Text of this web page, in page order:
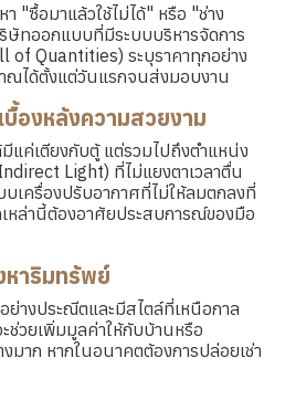
"ซื้อมาแล้วใช้ไม่ได้" หรือ "ช่าง
ษัทออกแบบที่มีระบบบริหารจัดการ
of Quantities) ระบุราคาทุกอย่าง
ณได้ตั้งแต่วันแรกจนส่งมอบงาน
องหลังความสวยงาม
มีแค่เตียงกับตู้ แต่รวมไปถึงตำแหน่ง
Light) ที่ไม่แยงตาเวลาตื่น
บเครื่องปรับอากาศที่ไม่ให้ลมตกลงที่
เหล่านี้ต้องอาศัยประสบการณ์ของมือ
หาริมทรัพย์
างประณีตและมีสไตล์ที่เหนือกาล
ช่วยเพิ่มมูลค่าให้กับบ้านหรือ
าก หากในอนาคตต้องการปล่อยเช่า